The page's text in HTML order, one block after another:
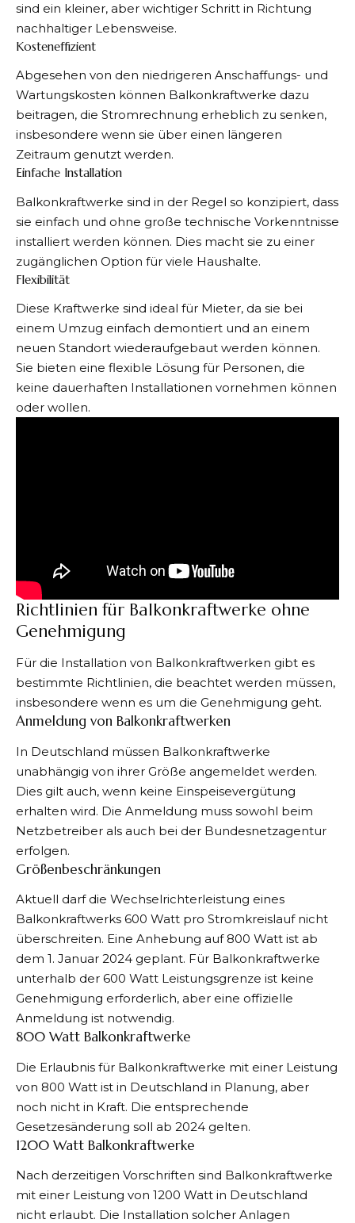
sind ein kleiner, aber wichtiger Schritt in Richtung
nachhaltiger Lebensweise.
Kosteneffizient
Abgesehen von den niedrigeren Anschaffungs- und
Wartungskosten können Balkonkraftwerke dazu
beitragen, die Stromrechnung erheblich zu senken,
insbesondere wenn sie über einen längeren
Zeitraum genutzt werden.
Einfache Installation
Balkonkraftwerke sind in der Regel so konzipiert, dass
sie einfach und ohne große technische Vorkenntnisse
installiert werden können. Dies macht sie zu einer
zugänglichen Option für viele Haushalte.
Flexibilität
Diese Kraftwerke sind ideal für Mieter, da sie bei
einem Umzug einfach demontiert und an einem
neuen Standort wiederaufgebaut werden können.
Sie bieten eine flexible Lösung für Personen, die
keine dauerhaften Installationen vornehmen können
oder wollen.
Richtlinien für Balkonkraftwerke ohne
Genehmigung
Für die Installation von Balkonkraftwerken gibt es
bestimmte Richtlinien, die beachtet werden müssen,
insbesondere wenn es um die Genehmigung geht.
Anmeldung von Balkonkraftwerken
In Deutschland müssen Balkonkraftwerke
unabhängig von ihrer Größe angemeldet werden.
Dies gilt auch, wenn keine Einspeisevergütung
erhalten wird. Die Anmeldung muss sowohl beim
Netzbetreiber als auch bei der Bundesnetzagentur
erfolgen.
Größenbeschränkungen
Aktuell darf die Wechselrichterleistung eines
Balkonkraftwerks 600 Watt pro Stromkreislauf nicht
überschreiten. Eine Anhebung auf 800 Watt ist ab
dem 1. Januar 2024 geplant. Für Balkonkraftwerke
unterhalb der 600 Watt Leistungsgrenze ist keine
Genehmigung erforderlich, aber eine offizielle
Anmeldung ist notwendig.
800 Watt Balkonkraftwerke
Die Erlaubnis für Balkonkraftwerke mit einer Leistung
von 800 Watt ist in Deutschland in Planung, aber
noch nicht in Kraft. Die entsprechende
Gesetzesänderung soll ab 2024 gelten.
1200 Watt Balkonkraftwerke
Nach derzeitigen Vorschriften sind Balkonkraftwerke
mit einer Leistung von 1200 Watt in Deutschland
nicht erlaubt. Die Installation solcher Anlagen